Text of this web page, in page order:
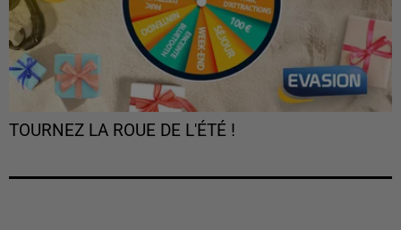
TOURNEZ LA ROUE DE L'ÉTÉ !